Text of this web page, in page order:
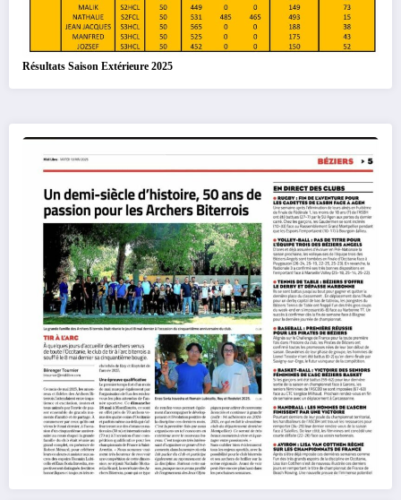
Résultats Saison Extérieure 2025